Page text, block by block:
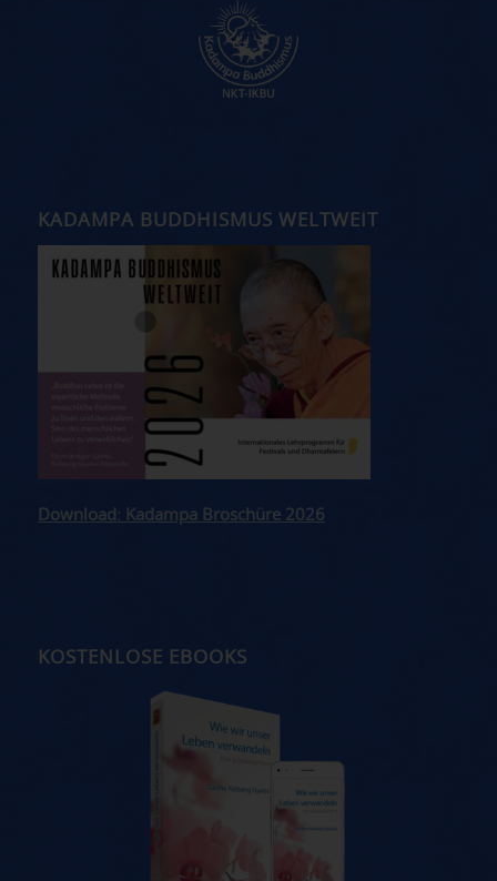
KADAMPA BUDDHISMUS WELTWEIT
Download: Kadampa Broschüre 2026
KOSTENLOSE EBOOKS